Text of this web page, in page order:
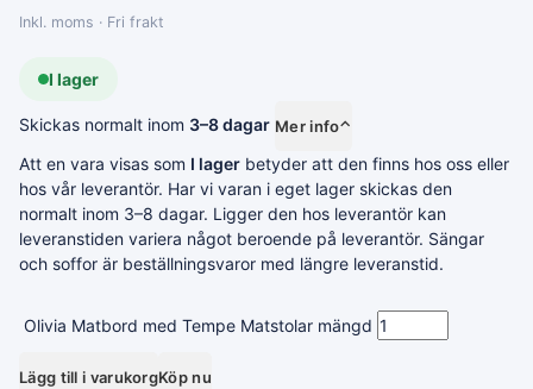
Inkl. moms · Fri frakt
I lager
Skickas normalt inom 3–8 dagar Mer info⌃
Att en vara visas som I lager betyder att den finns hos oss eller
hos vår leverantör. Har vi varan i eget lager skickas den
normalt inom 3–8 dagar. Ligger den hos leverantör kan
leveranstiden variera något beroende på leverantör. Sängar
och soffor är beställningsvaror med längre leveranstid.
Olivia Matbord med Tempe Matstolar mängd
Lägg till i varukorgKöp nu